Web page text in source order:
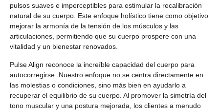
pulsos suaves e imperceptibles para estimular la recalibración
natural de su cuerpo. Este enfoque holístico tiene como objetivo
mejorar la armonía de la tensión de los músculos y las
articulaciones, permitiendo que su cuerpo prospere con una
vitalidad y un bienestar renovados.
Pulse Align reconoce la increíble capacidad del cuerpo para
autocorregirse. Nuestro enfoque no se centra directamente en
las molestias o condiciones, sino más bien en ayudarlo a
recuperar el equilibrio de su cuerpo. Al promover la simetría del
tono muscular y una postura mejorada, los clientes a menudo